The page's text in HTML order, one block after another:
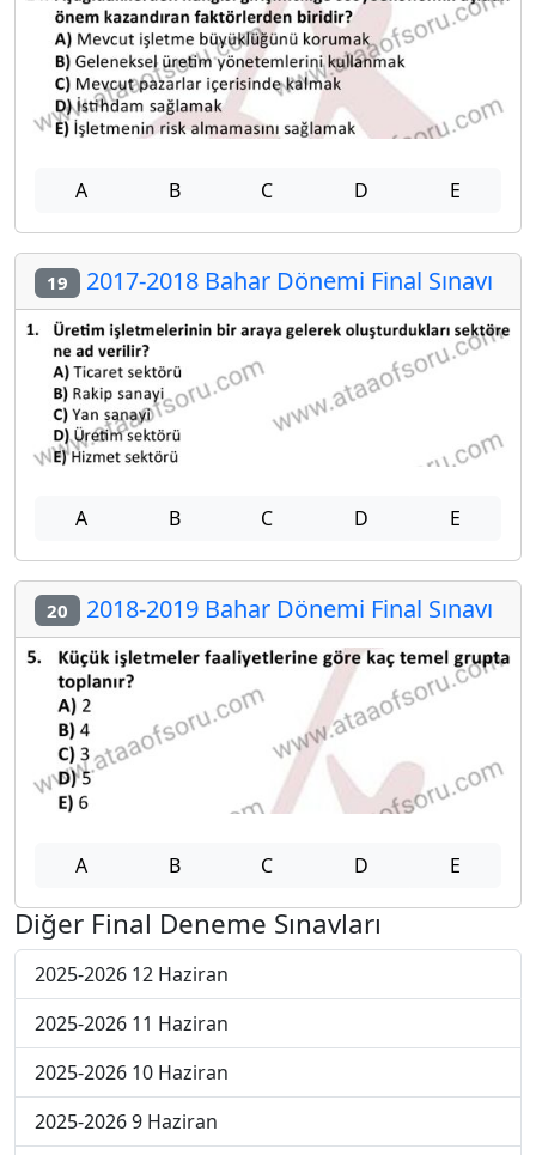
A B C D E
19 2017-2018 Bahar Dönemi Final Sınavı
A B C D E
20 2018-2019 Bahar Dönemi Final Sınavı
A B C D E
Diğer Final Deneme Sınavları
2025-2026 12 Haziran
2025-2026 11 Haziran
2025-2026 10 Haziran
2025-2026 9 Haziran